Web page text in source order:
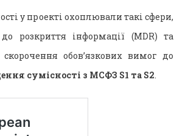
у проекті охоплювали такі сфери,
розкриття інформації (MDR) та
обов’язкових вимог до
сумісності з МСФЗ S1 та S2.